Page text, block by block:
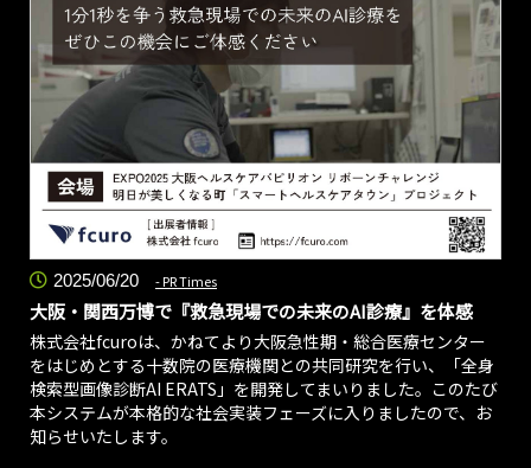
2025/06/20 PR Times
大阪・関西万博で『救急現場での未来のAI診療』を体感
株式会社fcuroは、かねてより大阪急性期・総合医療センター
をはじめとする十数院の医療機関との共同研究を行い、「全身
検索型画像診断AI ERATS」を開発してまいりました。このたび
本システムが本格的な社会実装フェーズに入りましたので、お
知らせいたします。